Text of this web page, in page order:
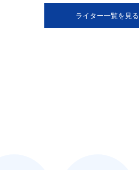
ライター一覧を見る